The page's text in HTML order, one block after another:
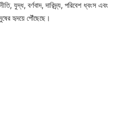
যুদ্ধ, বর্ণবাদ, দারিদ্র্য, পরিবেশ ধ্বংস এবং
হৃদয়ে পৌঁছেছে।